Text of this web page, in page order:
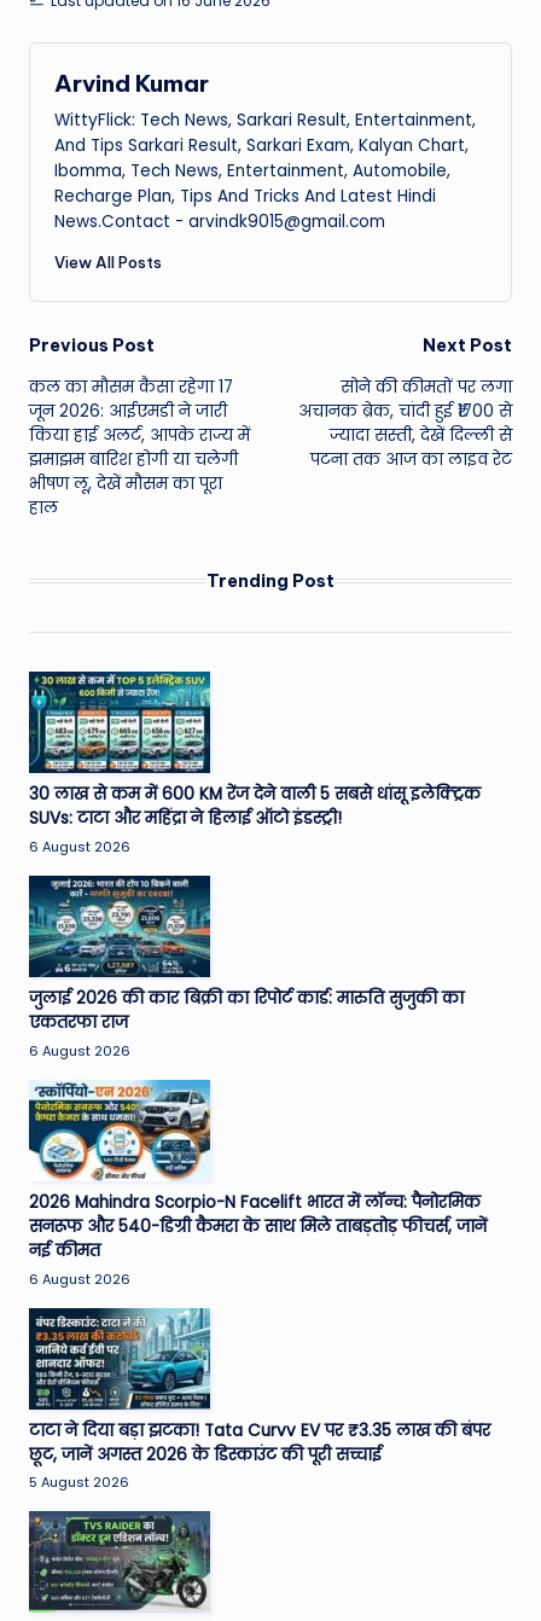
Arvind Kumar
WittyFlick: Tech News, Sarkari Result, Entertainment,
And Tips Sarkari Result, Sarkari Exam, Kalyan Chart,
Ibomma, Tech News, Entertainment, Automobile,
Recharge Plan, Tips And Tricks And Latest Hindi
News.Contact - arvindk9015@gmail.com
View All Posts
Post
navigation
Previous Post
कल का मौसम कैसा रहेगा 17
जून 2026: आईएमडी ने जारी
किया हाई अलर्ट, आपके राज्य में
झमाझम बारिश होगी या चलेगी
भीषण लू, देखें मौसम का पूरा
हाल
Next Post
सोने की कीमतों पर लगा
अचानक ब्रेक, चांदी हुई ₹1700 से
ज्यादा सस्ती, देखें दिल्ली से
पटना तक आज का लाइव रेट
Trending Post
30 लाख से कम में 600 KM रेंज देने वाली 5 सबसे धांसू इलेक्ट्रिक
SUVs: टाटा और महिंद्रा ने हिलाई ऑटो इंडस्ट्री!
6 August 2026
जुलाई 2026 की कार बिक्री का रिपोर्ट कार्ड: मारुति सुजुकी का
एकतरफा राज
6 August 2026
2026 Mahindra Scorpio-N Facelift भारत में लॉन्च: पैनोरमिक
सनरूफ और 540-डिग्री कैमरा के साथ मिले ताबड़तोड़ फीचर्स, जानें
नई कीमत
6 August 2026
टाटा ने दिया बड़ा झटका! Tata Curvv EV पर ₹3.35 लाख की बंपर
छूट, जानें अगस्त 2026 के डिस्काउंट की पूरी सच्चाई
5 August 2026